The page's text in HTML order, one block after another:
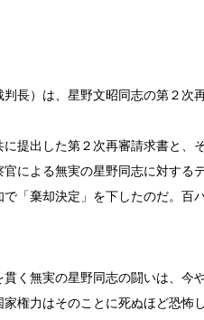
長）は、星野文昭同志の第２次
提出した第２次再審請求書と、
による無実の星野同志に対する
「棄却決定」を下したのだ。百
く無実の星野同志の闘いは、今
権力はそのことに死ぬほど恐怖